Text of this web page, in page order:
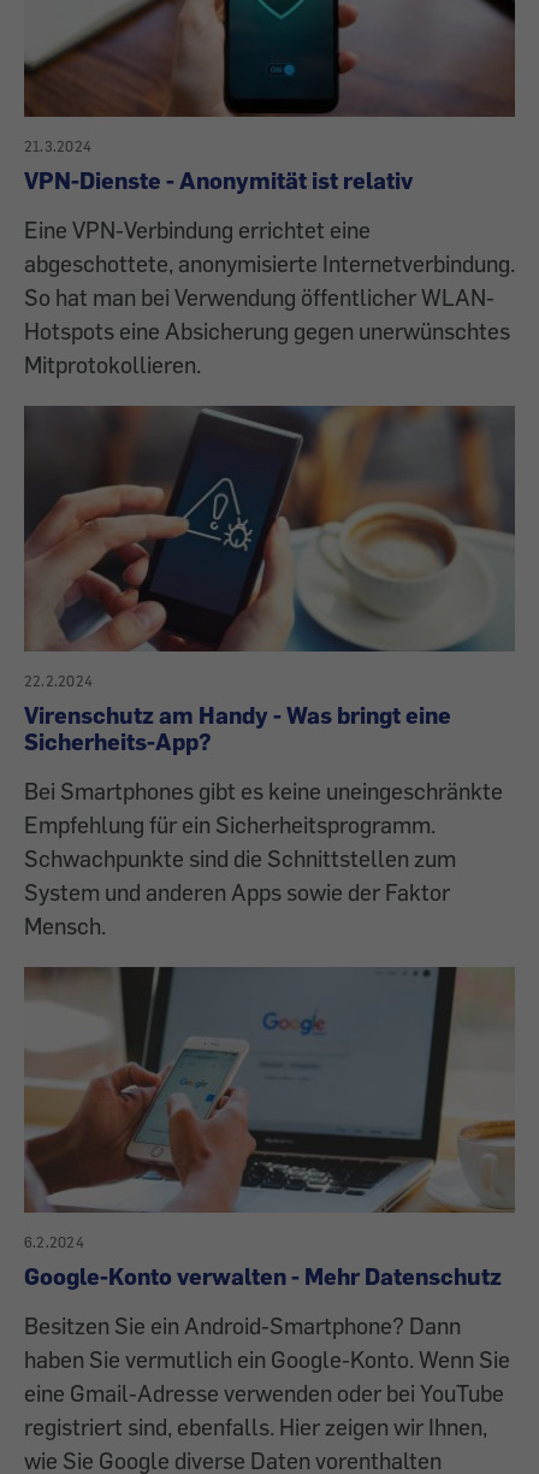
21.3.2024
VPN-Dienste - Anonymität ist relativ
Eine VPN-Verbindung errichtet eine
abgeschottete, anonymisierte Internetverbindung.
So hat man bei Verwendung öffentlicher WLAN-
Hotspots eine Absicherung gegen unerwünschtes
Mitprotokollieren.
22.2.2024
Virenschutz am Handy - Was bringt eine
Sicherheits-App?
Bei Smartphones gibt es keine uneingeschränkte
Empfehlung für ein Sicherheitsprogramm.
Schwachpunkte sind die Schnittstellen zum
System und anderen Apps sowie der Faktor
Mensch.
6.2.2024
Google-Konto verwalten - Mehr Datenschutz
Besitzen Sie ein Android-Smartphone? Dann
haben Sie vermutlich ein Google-Konto. Wenn Sie
eine Gmail-Adresse verwenden oder bei YouTube
registriert sind, ebenfalls. Hier zeigen wir Ihnen,
wie Sie Google diverse Daten vorenthalten